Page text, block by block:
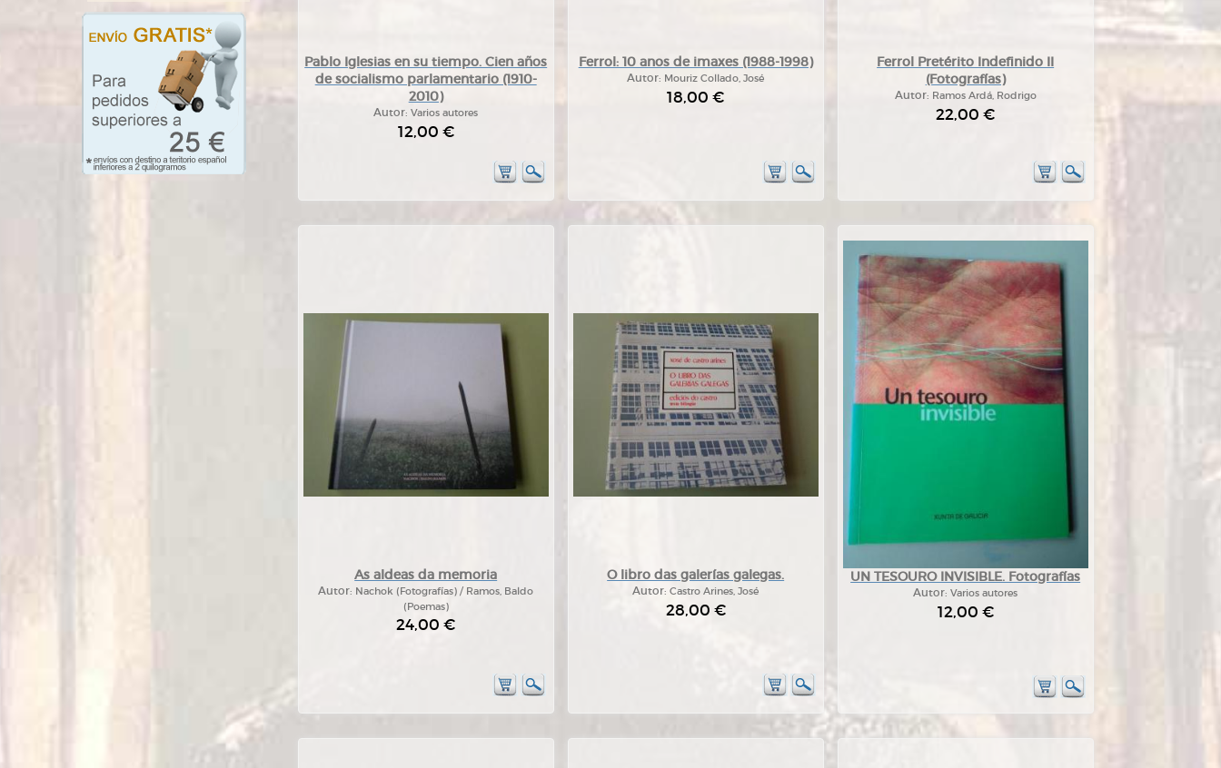
Pablo Iglesias en su tiempo. Cien años
de socialismo parlamentario (1910-
2010)
Autor:Varios autores
12,00 €
Ferrol: 10 anos de imaxes (1988-1998)
Autor: Mouriz Collado, José
18,00 €
Ferrol Pretérito Indefinido II
(Fotografías)
Autor: Ramos Ardá, Rodrigo
22,00 €
As aldeas da memoria
Autor: Nachok (Fotografías) / Ramos, Baldo
(Poemas)
24,00 €
O libro das galerías galegas.
Autor:Castro Arines, José
28,00 €
UN TESOURO INVISIBLE. Fotografías
Autor:Varios autores
12,00 €